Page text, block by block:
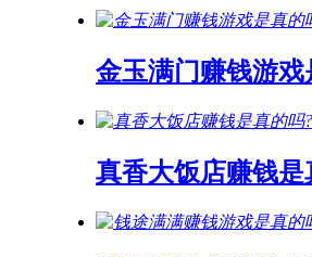
金玉满门赚钱游
真香大饭店赚钱是